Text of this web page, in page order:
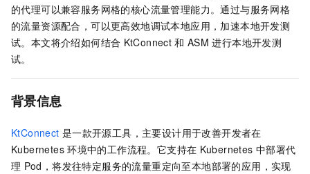
的代理可以兼容服务网格的核心流量管理能力。通过与服务网格
的流量资源配合，可以更高效地调试本地应用，加速本地开发测
试。本文将介绍如何结合 KtConnect 和 ASM 进行本地开发测
试。
背景信息
KtConnect 是一款开源工具，主要设计用于改善开发者在
Kubernetes 环境中的工作流程。它支持在 Kubernetes 中部署代
理 Pod，将发往特定服务的流量重定向至本地部署的应用，实现